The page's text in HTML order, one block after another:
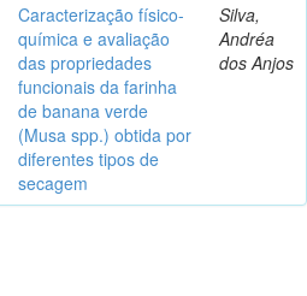
Caracterização físico-
química e avaliação
das propriedades
funcionais da farinha
de banana verde
(Musa spp.) obtida por
diferentes tipos de
secagem
Silva,
Andréa
dos Anjos